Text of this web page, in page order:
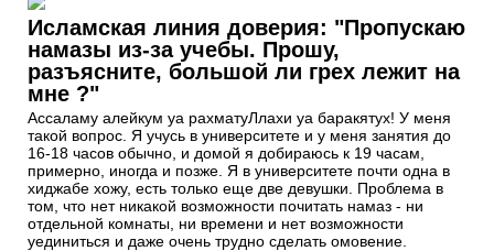
Исламская линия доверия: "Пропускаю
намазы из-за учебы. Прошу,
разъясните, большой ли грех лежит на
мне ?"
Ассаламу алейкум уа рахматуЛлахи уа баракятух! У меня
такой вопрос. Я учусь в университете и у меня занятия до
16-18 часов обычно, и домой я добираюсь к 19 часам,
примерно, иногда и позже. Я в университете почти одна в
хиджабе хожу, есть только еще две девушки. Проблема в
том, что нет никакой возможности почитать намаз - ни
отдельной комнаты, ни времени и нет возможности
уединиться и даже очень трудно сделать омовение.